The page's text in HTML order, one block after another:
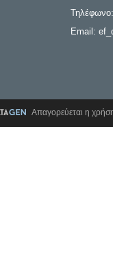
Email:
Απαγορεύεται η